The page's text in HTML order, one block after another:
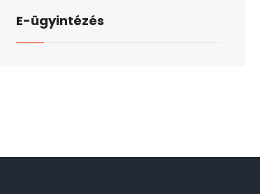
E-ügyintézés